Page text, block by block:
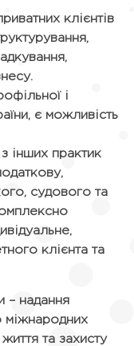
клієнтів
і
є можливість
інших практик
судового та
клієнта та
– надання
міжнародних
та захисту